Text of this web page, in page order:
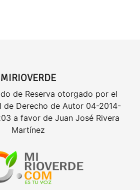
MIRIOVERDE
de Reserva otorgado por el
de Derecho de Autor 04-2014-
a favor de Juan José Rivera
Martínez